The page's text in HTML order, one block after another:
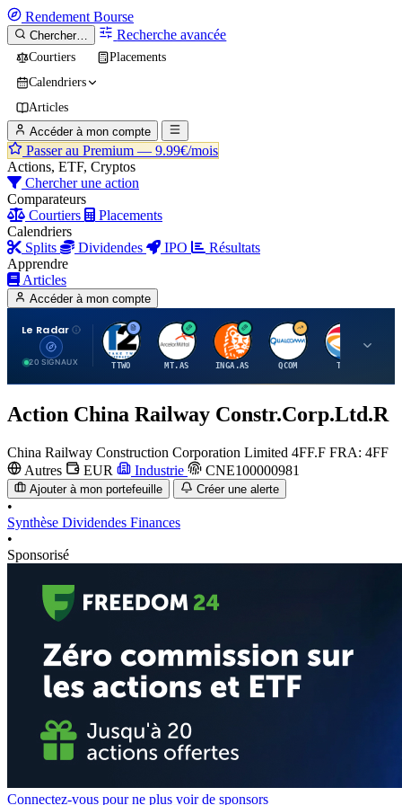
Rendement Bourse
Chercher… Recherche avancée
Courtiers
Placements
Calendriers
Articles
Accéder à mon compte
Passer au Premium — 9.99€/mois
Actions, ETF, Cryptos
Chercher une action
Comparateurs
Courtiers
Placements
Calendriers
Splits
Dividendes IPO
Résultats
Apprendre
Articles
Accéder à mon compte
Le Radar
20 SIGNAUX
T
TTWO
A
MT.AS
I
INGA.AS
Q
QCOM
T
TTE
Action China Railway Constr.Corp.Ltd.R
China Railway Construction Corporation Limited 4FF.F FRA: 4FF
Autres
EUR Industrie CNE100000981
Ajouter à mon portefeuille Créer une alerte
•
Synthèse Dividendes Finances
•
Sponsorisé
Connectez-vous pour ne plus voir de sponsors